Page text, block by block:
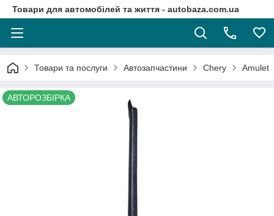
Товари для автомобілей та життя - autobaza.com.ua
Товари та послуги Автозапчастини Chery Amulet
АВТОРОЗБІРКА